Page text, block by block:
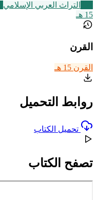
التراث العربي الإسلامي
15 هـ
القرن
القرن 15 هـ
روابط التحميل
تحميل الكتاب
تصفح الكتاب